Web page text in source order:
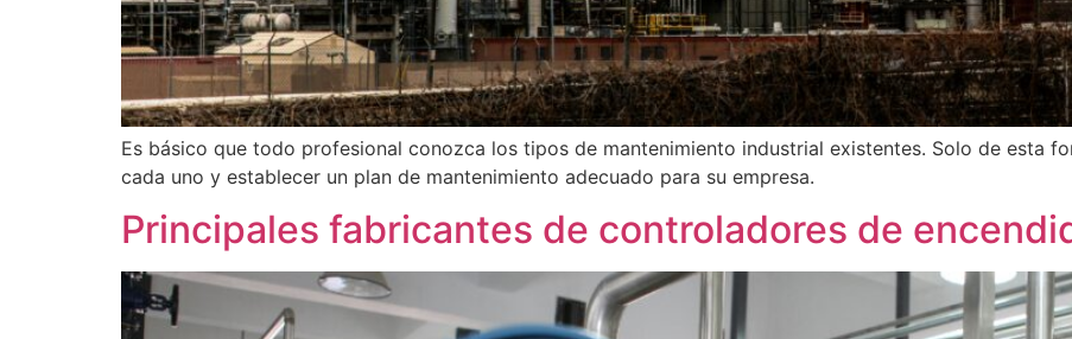
Es básico que todo profesional conozca los tipos de mantenimiento industrial existentes. Solo de esta
cada uno y establecer un plan de mantenimiento adecuado para su empresa.
Principales fabricantes de controladores de